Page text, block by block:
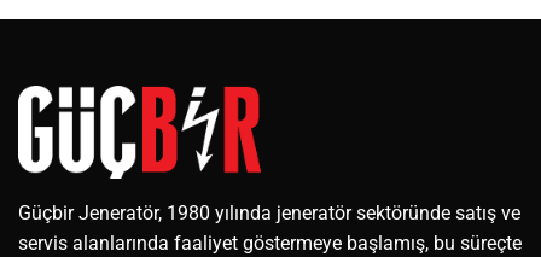
Güçbir Jeneratör, 1980 yılında jeneratör sektöründe satış ve
servis alanlarında faaliyet göstermeye başlamış, bu süreçte